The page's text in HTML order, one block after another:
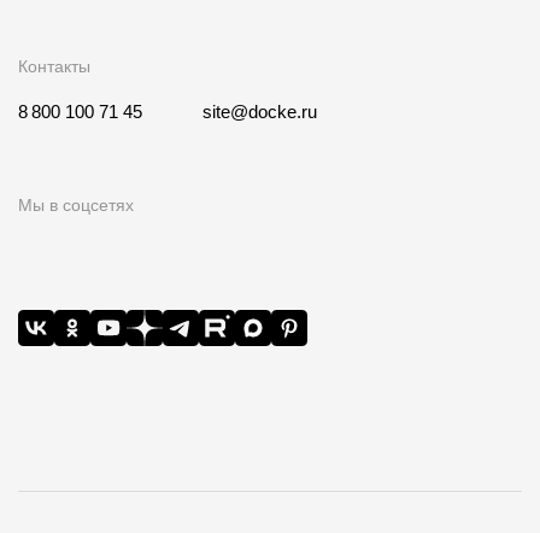
Контакты
8 800 100 71 45 site@docke.ru
Мы в соцсетях